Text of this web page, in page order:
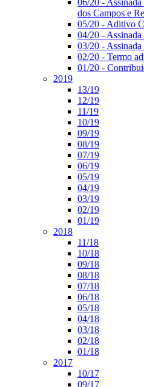
06/20 -
dos Campos e
05/20 - Aditivo
04/20 -
03/20 -
02/20 - Termo
01/20 -
2019
13/19
12/19
11/19
10/19
09/19
08/19
07/19
06/19
05/19
04/19
03/19
02/19
01/19
2018
11/18
10/18
09/18
08/18
07/18
06/18
05/18
04/18
03/18
02/18
01/18
2017
10/17
09/17